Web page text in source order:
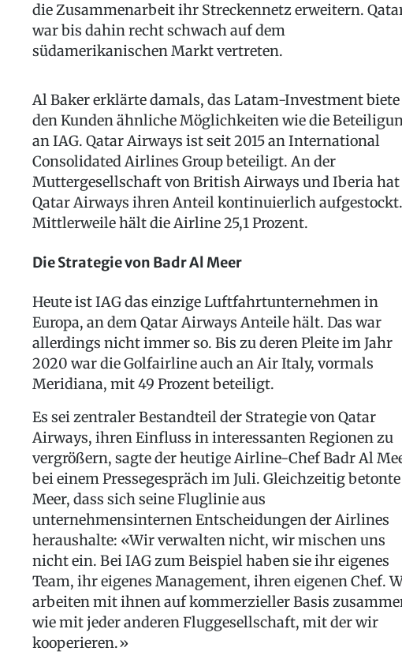
die Zusammenarbeit ihr Streckennetz erweitern.
war bis dahin recht schwach auf dem
südamerikanischen Markt vertreten.
Al Baker erklärte damals, das Latam-Investment biete
den Kunden ähnliche Möglichkeiten wie die
an IAG. Qatar Airways ist seit 2015 an International
Consolidated Airlines Group beteiligt. An der
Muttergesellschaft von British Airways und Iberia hat
Qatar Airways ihren Anteil kontinuierlich aufgestockt.
Mittlerweile hält die Airline 25,1 Prozent.
Die Strategie von Badr Al Meer
Heute ist IAG das einzige Luftfahrtunternehmen in
Europa, an dem Qatar Airways Anteile hält. Das war
allerdings nicht immer so. Bis zu deren Pleite im Jahr
2020 war die Golfairline auch an Air Italy, vormals
Meridiana, mit 49 Prozent beteiligt.
Es sei zentraler Bestandteil der Strategie von Qatar
Airways, ihren Einfluss in interessanten Regionen zu
vergrößern, sagte der heutige Airline-Chef Badr Al
bei einem Pressegespräch im Juli. Gleichzeitig
Meer, dass sich seine Fluglinie aus
unternehmensinternen Entscheidungen der Airlines
heraushalte: «Wir verwalten nicht, wir mischen uns
nicht ein. Bei IAG zum Beispiel haben sie ihr eigenes
Team, ihr eigenes Management, ihren eigenen Chef.
arbeiten mit ihnen auf kommerzieller Basis
wie mit jeder anderen Fluggesellschaft, mit der wir
kooperieren.»